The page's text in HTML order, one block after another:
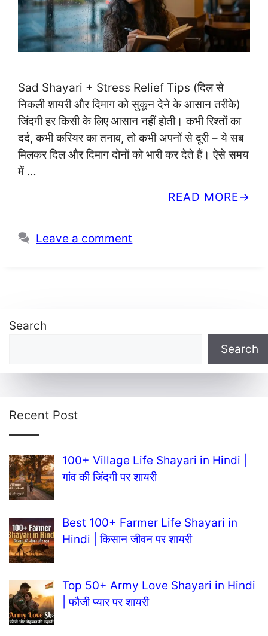
Sad Shayari + Stress Relief Tips (दिल से
निकली शायरी और दिमाग को सुकून देने के आसान तरीके)
जिंदगी हर किसी के लिए आसान नहीं होती। कभी रिश्तों का
दर्द, कभी करियर का तनाव, तो कभी अपनों से दूरी – ये सब
मिलकर दिल और दिमाग दोनों को भारी कर देते हैं। ऐसे समय
में …
READ MORE
Leave a comment
Search
Search
Recent Post
100+ Village Life Shayari in Hindi |
गांव की जिंदगी पर शायरी
Best 100+ Farmer Life Shayari in
Hindi | किसान जीवन पर शायरी
Top 50+ Army Love Shayari in Hindi
| फौजी प्यार पर शायरी